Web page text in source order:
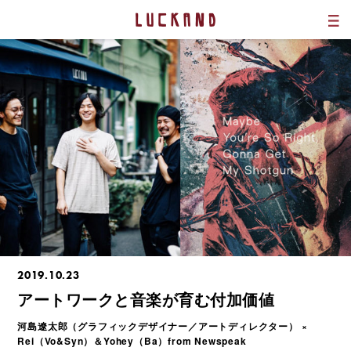
2019.10.23
アートワークと音楽が育む付加価値
河島遼太郎（グラフィックデザイナー／アートディレクター） ×
Rei（Vo&Syn）＆Yohey（Ba）from Newspeak